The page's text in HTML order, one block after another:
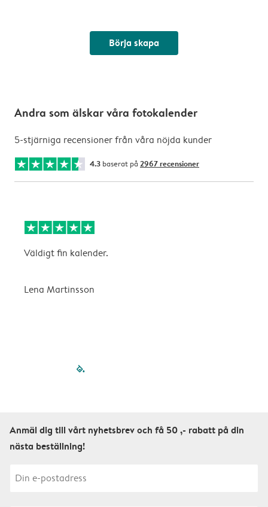
Börja skapa
Andra som älskar våra fotokalender
5-stjärniga recensioner från våra nöjda kunder
4.3 baserat på 2967 recensioner
Väldigt fin kalender.
Lena Martinsson
filled-pagination
Anmäl dig till vårt nyhetsbrev och få 50 ,- rabatt på din
nästa beställning!